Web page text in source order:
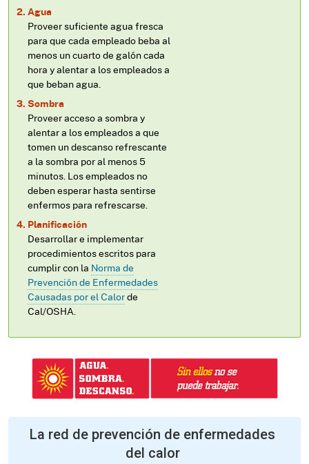
Agua
Proveer suficiente agua fresca
para que cada empleado beba al
menos un cuarto de galón cada
hora y alentar a los empleados a
que beban agua.
Sombra
Proveer acceso a sombra y
alentar a los empleados a que
tomen un descanso refrescante
a la sombra por al menos 5
minutos. Los empleados no
deben esperar hasta sentirse
enfermos para refrescarse.
Planificación
Desarrollar e implementar
procedimientos escritos para
cumplir con la Norma de
Prevención de Enfermedades
Causadas por el Calorde
Cal/OSHA.
La red de prevención de enfermedades
del calor